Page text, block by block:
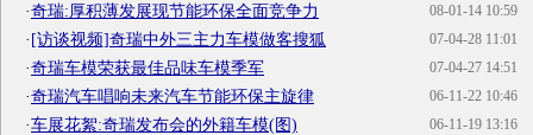
08-01-14 10:59
·奇瑞:厚积薄发展现节能环保全面竞争力
07-04-28 11:01
·[访谈视频]奇瑞中外三主力车模做客搜狐
07-04-27 14:51
·奇瑞车模荣获最佳品味车模季军
06-11-22 10:46
·奇瑞汽车唱响未来汽车节能环保主旋律
06-11-19 13:16
·车展花絮:奇瑞发布会的外籍车模(图)